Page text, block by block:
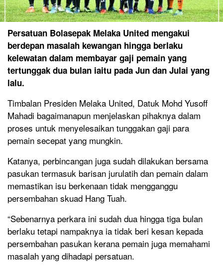
Persatuan Bolasepak Melaka United mengakui
berdepan masalah kewangan hingga berlaku
kelewatan dalam membayar gaji pemain yang
tertunggak dua bulan iaitu pada Jun dan Julai yang
lalu.
Timbalan Presiden Melaka United, Datuk Mohd Yusoff
Mahadi bagaimanapun menjelaskan pihaknya dalam
proses untuk menyelesaikan tunggakan gaji para
pemain secepat yang mungkin.
Katanya, perbincangan juga sudah dilakukan bersama
pasukan termasuk barisan jurulatih dan pemain dalam
memastikan isu berkenaan tidak mengganggu
persembahan skuad Hang Tuah.
“Sebenarnya perkara ini sudah dua hingga tiga bulan
berlaku tetapi nampaknya ia tidak beri kesan kepada
persembahan pasukan kerana pemain juga memahami
masalah yang dihadapi persatuan.